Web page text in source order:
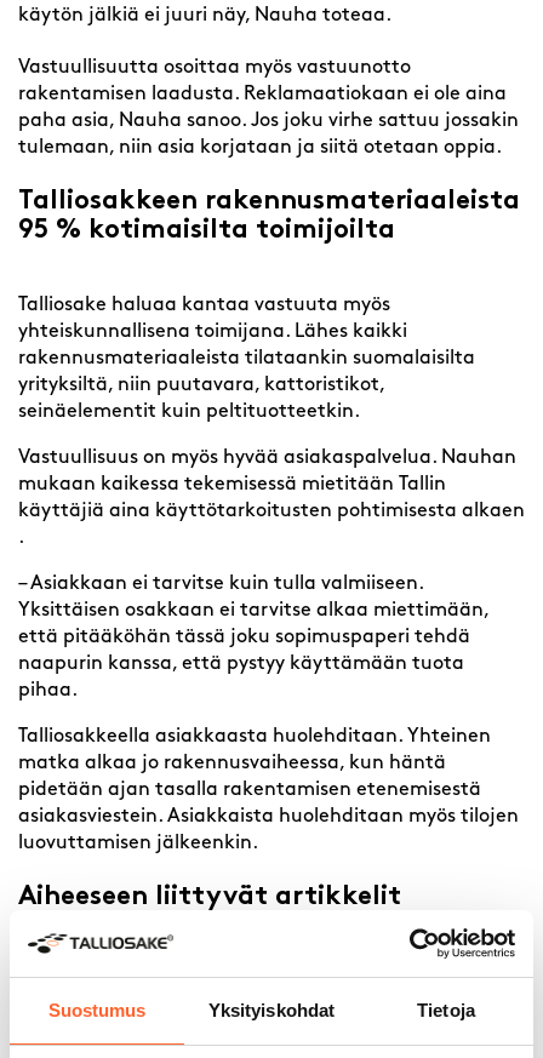
Suostumus Yksityiskohdat Tietoja
käytön jälkiä ei juuri näy, Nauha toteaa.
Vastuullisuutta osoittaa myös vastuunotto
rakentamisen laadusta. Reklamaatiokaan ei ole aina
paha asia, Nauha sanoo. Jos joku virhe sattuu jossakin
tulemaan, niin asia korjataan ja siitä otetaan oppia.
Talliosakkeen rakennusmateriaaleista
95 % kotimaisilta toimijoilta
Talliosake haluaa kantaa vastuuta myös
yhteiskunnallisena toimijana. Lähes kaikki
rakennusmateriaaleista tilataankin suomalaisilta
yrityksiltä, niin puutavara, kattoristikot,
seinäelementit kuin peltituotteetkin.
Vastuullisuus on myös hyvää asiakaspalvelua. Nauhan
mukaan kaikessa tekemisessä mietitään Tallin
käyttäjiä aina käyttötarkoitusten pohtimisesta alkaen
.
– Asiakkaan ei tarvitse kuin tulla valmiiseen.
Yksittäisen osakkaan ei tarvitse alkaa miettimään,
että pitääköhän tässä joku sopimuspaperi tehdä
naapurin kanssa, että pystyy käyttämään tuota
pihaa.
Talliosakkeella asiakkaasta huolehditaan. Yhteinen
matka alkaa jo rakennusvaiheessa, kun häntä
pidetään ajan tasalla rakentamisen etenemisestä
asiakasviestein. Asiakkaista huolehditaan myös tilojen
luovuttamisen jälkeenkin.
Aiheeseen liittyvät artikkelit